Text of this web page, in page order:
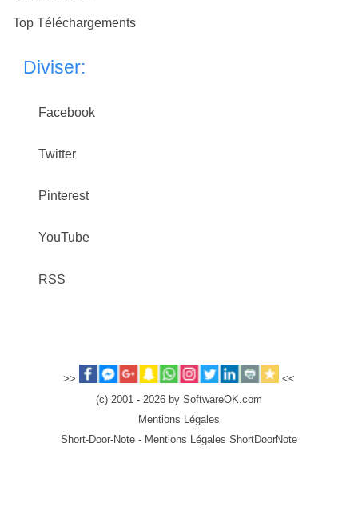
Top Téléchargements
Diviser:
Facebook
Twitter
Pinterest
YouTube
RSS
>>
<<
(c) 2001 - 2026 by SoftwareOK.com
Mentions Légales
Short-Door-Note - Mentions Légales ShortDoorNote